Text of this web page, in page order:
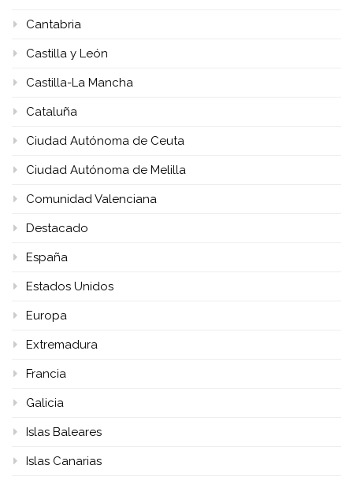
Cantabria
Castilla y León
Castilla-La Mancha
Cataluña
Ciudad Autónoma de Ceuta
Ciudad Autónoma de Melilla
Comunidad Valenciana
Destacado
España
Estados Unidos
Europa
Extremadura
Francia
Galicia
Islas Baleares
Islas Canarias